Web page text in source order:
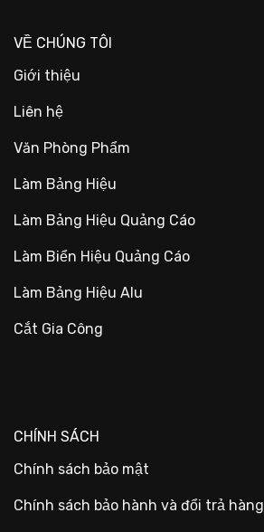
VỀ CHÚNG TÔI
Giới thiệu
Liên hệ
Văn Phòng Phẩm
Làm Bảng Hiệu
Làm Bảng Hiệu Quảng Cáo
Làm Biển Hiệu Quảng Cáo
Làm Bảng Hiệu Alu
Cắt Gia Công
CHÍNH SÁCH
Chính sách bảo mật
Chính sách bảo hành và đổi trả hàng